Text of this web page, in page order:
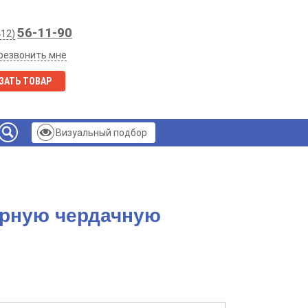
56-11-90
мне
ТОВАР
Визуальный подбор
чердачную